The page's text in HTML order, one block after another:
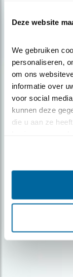
Deze website
We gebruiken
personaliseren,
om ons
informatie over
voor social
kunnen deze
die u aan ze
Meld je aan en
over vogels en
AANMELDEN
Volg ons